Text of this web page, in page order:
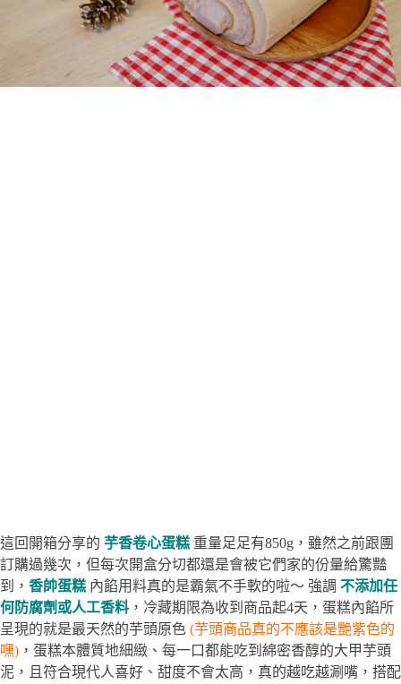
這回開箱分享的 芋香卷心蛋糕 重量足足有850g，雖然之前跟團
訂購過幾次，但每次開盒分切都還是會被它們家的份量給驚豔
到， 香帥蛋糕 內餡用料真的是霸氣不手軟的啦～ 強調 不添加任
何防腐劑或人工香料 ，冷藏期限為收到商品起4天，蛋糕內餡所
呈現的就是最天然的芋頭原色 (芋頭商品真的不應該是艷紫色的
嘿) ，蛋糕本體質地細緻、每一口都能吃到綿密香醇的大甲芋頭
泥，且符合現代人喜好、甜度不會太高，真的越吃越涮嘴，搭配